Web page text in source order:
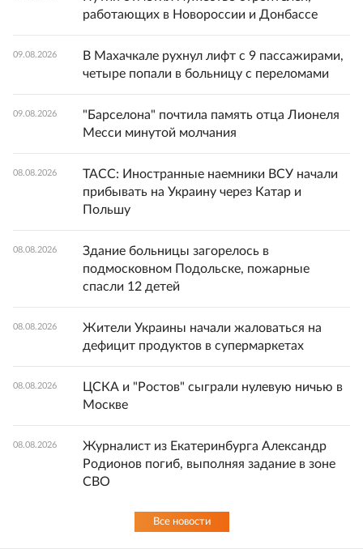
работающих в Новороссии и Донбассе
09.08.2026
В Махачкале рухнул лифт с 9 пассажирами,
четыре попали в больницу с переломами
09.08.2026
"Барселона" почтила память отца Лионеля
Месси минутой молчания
08.08.2026
ТАСС: Иностранные наемники ВСУ начали
прибывать на Украину через Катар и
Польшу
08.08.2026
Здание больницы загорелось в
подмосковном Подольске, пожарные
спасли 12 детей
08.08.2026
Жители Украины начали жаловаться на
дефицит продуктов в супермаркетах
08.08.2026
ЦСКА и "Ростов" сыграли нулевую ничью в
Москве
08.08.2026
Журналист из Екатеринбурга Александр
Родионов погиб, выполняя задание в зоне
СВО
Все новости